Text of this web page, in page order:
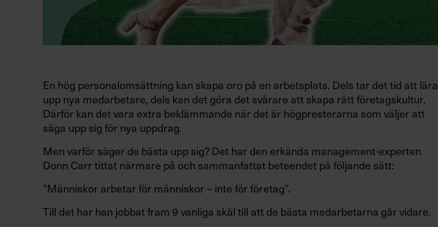
En hög personalomsättning kan skapa oro på en arbetsplats. Dels tar det tid att lära
upp nya medarbetare, dels kan det göra det svårare att skapa rätt företagskultur.
Därför kan det vara extra beklämmande när det är högpresterarna som väljer att
säga upp sig för nya uppdrag.
Men varför säger de bästa upp sig? Det har den erkända management-experten
Donn Carr tittat närmare på och sammanfattat beteendet på följande sätt:
”Människor arbetar för människor – inte för företag”.
Till det har han jobbat fram 9 vanliga skäl till att de bästa medarbetarna går vidare.